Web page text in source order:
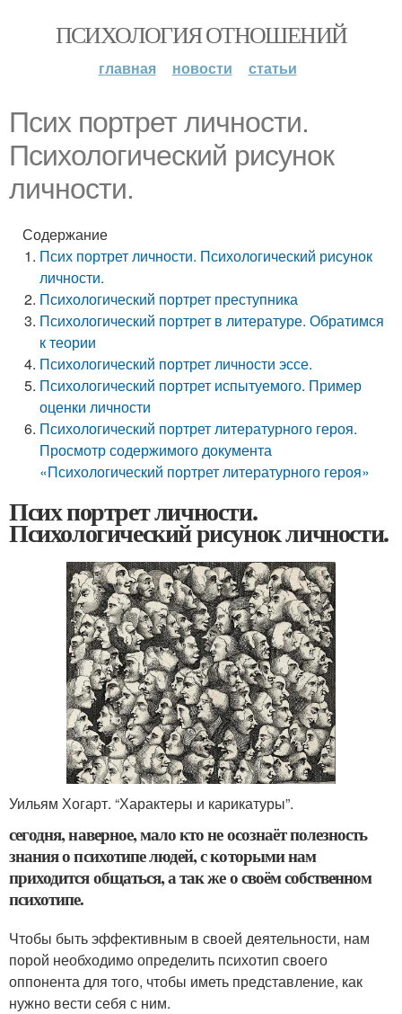
ПСИХОЛОГИЯ ОТНОШЕНИЙ
главная новости статьи
Псих портрет личности.
Психологический рисунок
личности.
Содержание
Псих портрет личности. Психологический рисунок
личности.
Психологический портрет преступника
Психологический портрет в литературе. Обратимся
к теории
Психологический портрет личности эссе.
Психологический портрет испытуемого. Пример
оценки личности
Психологический портрет литературного героя.
Просмотр содержимого документа
«Психологический портрет литературного героя»
Псих портрет личности.
Психологический рисунок личности.
Уильям Хогарт. “Характеры и карикатуры”.
сегодня, наверное, мало кто не осознаёт полезность
знания о психотипе людей, с которыми нам
приходится общаться, а так же о своём собственном
психотипе.
Чтобы быть эффективным в своей деятельности, нам
порой необходимо определить психотип своего
оппонента для того, чтобы иметь представление, как
нужно вести себя с ним.